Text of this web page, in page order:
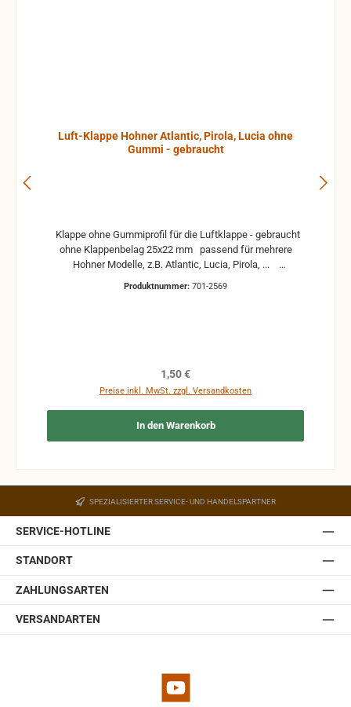
Luft-Klappe Hohner Atlantic, Pirola, Lucia ohne
Gummi - gebraucht
ohne Klappenbelag 25x22 mm passend für mehrere
Hohner Modelle, z.B. Atlantic, Lucia, Pirola, ...
Funktion nicht mehr gewährleistet werden und die
Produktnummer: 701-2569
Regulärer Preis:
1,50 €
Preise inkl. MwSt. zzgl. Versandkosten
In den Warenkorb
SPEZIALISIERTER SERVICE- UND HANDELSPARTNER
SERVICE-HOTLINE
STANDORT
ZAHLUNGSARTEN
VERSANDARTEN
YouTube